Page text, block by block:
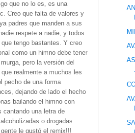
que no lo es, es una
Creo que falta de valores y
padres que manden a sus
respete a nadie, y todos
tengo bastantes. Y creo
como un himno debe tener
pero la versión del
realmente a muchos les
pecho de una forma
dejando de lado el hecho
bailando el himno con
cantando una letra de
o drogadas
le gustó el remix!!!